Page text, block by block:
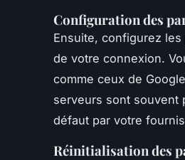
Configuration des
Ensuite, configurez les
de votre connexion.
comme ceux de
serveurs sont souvent
défaut par votre
Réinitialisation des